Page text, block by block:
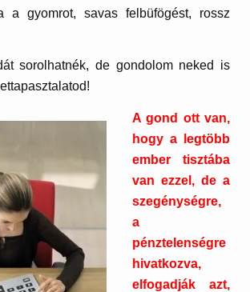
a gyomrot, savas felbüfögést, rossz
sorolhatnék, de gondolom neked is
A gond ott van,
hogy a legtöbb
ember tisztába
van ezzel, de a
szegénységre,
a
pénztelenségre
hivatkozva,
elfogadják azt,